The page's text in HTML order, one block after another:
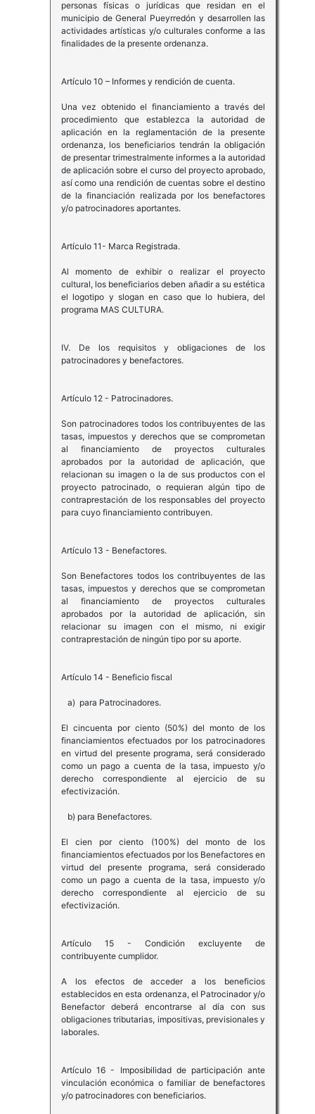
personas físicas o jurídicas que residan en el
municipio de General Pueyrredón y desarrollen las
actividades artísticas y/o culturales conforme a las
finalidades de la presente ordenanza.
Artículo 10 – Informes y rendición de cuenta.
Una vez obtenido el financiamiento a través del
procedimiento que establezca la autoridad de
aplicación en la reglamentación de la presente
ordenanza, los beneficiarios tendrán la obligación
de presentar trimestralmente informes a la autoridad
de aplicación sobre el curso del proyecto aprobado,
así como una rendición de cuentas sobre el destino
de la financiación realizada por los benefactores
y/o patrocinadores aportantes.
Artículo 11- Marca Registrada.
Al momento de exhibir o realizar el proyecto
cultural, los beneficiarios deben añadir a su estética
el logotipo y slogan en caso que lo hubiera, del
programa MAS CULTURA.
IV. De los requisitos y obligaciones de los
patrocinadores y benefactores.
Artículo 12 - Patrocinadores.
Son patrocinadores todos los contribuyentes de las
tasas, impuestos y derechos que se comprometan
al financiamiento de proyectos culturales
aprobados por la autoridad de aplicación, que
relacionan su imagen o la de sus productos con el
proyecto patrocinado, o requieran algún tipo de
contraprestación de los responsables del proyecto
para cuyo financiamiento contribuyen.
Artículo 13 - Benefactores.
Son Benefactores todos los contribuyentes de las
tasas, impuestos y derechos que se comprometan
al financiamiento de proyectos culturales
aprobados por la autoridad de aplicación, sin
relacionar su imagen con el mismo, ni exigir
contraprestación de ningún tipo por su aporte.
Artículo 14 - Beneficio fiscal
a) para Patrocinadores.
El cincuenta por ciento (50%) del monto de los
financiamientos efectuados por los patrocinadores
en virtud del presente programa, será considerado
como un pago a cuenta de la tasa, impuesto y/o
derecho correspondiente al ejercicio de su
efectivización.
b) para Benefactores.
El cien por ciento (100%) del monto de los
financiamientos efectuados por los Benefactores en
virtud del presente programa, será considerado
como un pago a cuenta de la tasa, impuesto y/o
derecho correspondiente al ejercicio de su
efectivización.
Artículo 15 - Condición excluyente de
contribuyente cumplidor.
A los efectos de acceder a los beneficios
establecidos en esta ordenanza, el Patrocinador y/o
Benefactor deberá encontrarse al día con sus
obligaciones tributarias, impositivas, previsionales y
laborales.
Artículo 16 - Imposibilidad de participación ante
vinculación económica o familiar de benefactores
y/o patrocinadores con beneficiarios.